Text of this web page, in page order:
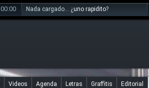
00:00 Nada cargado... ¿uno rapidito?
Videos Agenda Letras Graffitis Editorial